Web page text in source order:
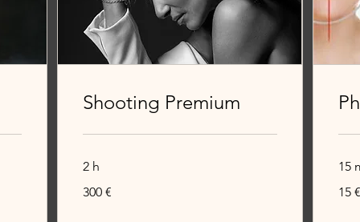
Shooting Premium
2 h
euros
300 €
15
euros
15 €